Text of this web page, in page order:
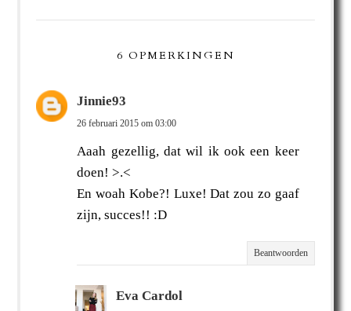
6 OPMERKINGEN
Jinnie93
26 februari 2015 om 03:00
Aaah gezellig, dat wil ik ook een keer
doen! >.<
En woah Kobe?! Luxe! Dat zou zo gaaf
zijn, succes!! :D
Beantwoorden
Eva Cardol